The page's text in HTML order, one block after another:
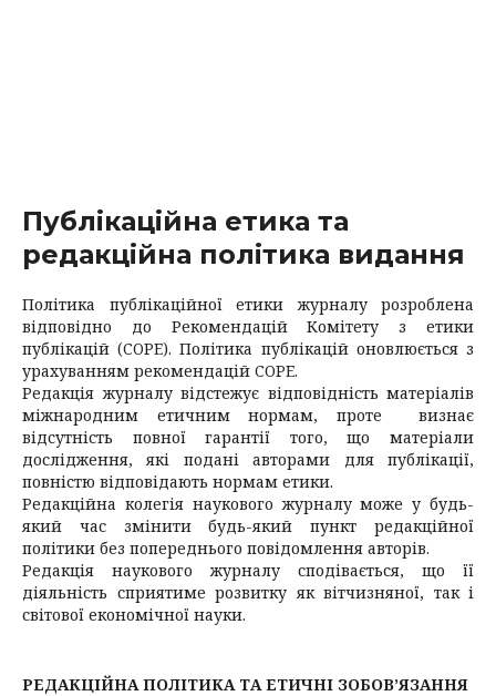
Публікаційна етика та
редакційна політика видання
Політика публікаційної етики журналу розроблена
відповідно до Рекомендацій Комітету з етики
публікацій (COPE). Політика публікацій оновлюється з
урахуванням рекомендацій COPE.
Редакція журналу відстежує відповідність матеріалів
міжнародним етичним нормам, проте визнає
відсутність повної гарантії того, що матеріали
дослідження, які подані авторами для публікації,
повністю відповідають нормам етики.
Редакційна колегія наукового журналу може у будь-
який час змінити будь-який пункт редакційної
політики без попереднього повідомлення авторів.
Редакція наукового журналу сподівається, що її
діяльність сприятиме розвитку як вітчизняної, так і
світової економічної науки.
РЕДАКЦІЙНА ПОЛІТИКА ТА ЕТИЧНІ ЗОБОВ’ЯЗАННЯ